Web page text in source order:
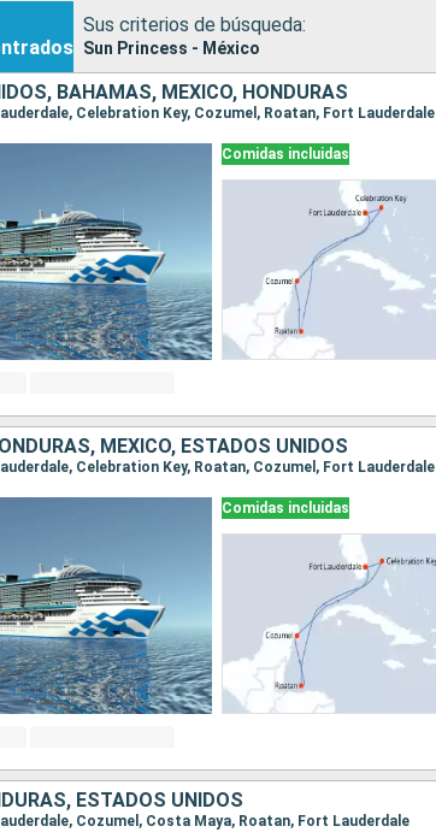
Sus criterios de búsqueda:
Sun Princess - México
BAHAMAS, MÉXICO, HONDURAS
Celebration Key, Cozumel, Roatan, Fort Lauderdale
Comidas incluidas
MÉXICO, ESTADOS UNIDOS
Celebration Key, Roatan, Cozumel, Fort Lauderdale
Comidas incluidas
ESTADOS UNIDOS
Cozumel, Costa Maya, Roatan, Fort Lauderdale